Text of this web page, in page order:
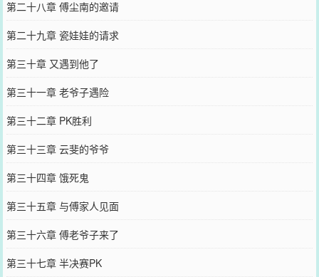
第二十八章 傅尘南的邀请
第二十九章 瓷娃娃的请求
第三十章 又遇到他了
第三十一章 老爷子遇险
第三十二章 PK胜利
第三十三章 云斐的爷爷
第三十四章 饿死鬼
第三十五章 与傅家人见面
第三十六章 傅老爷子来了
第三十七章 半决赛PK